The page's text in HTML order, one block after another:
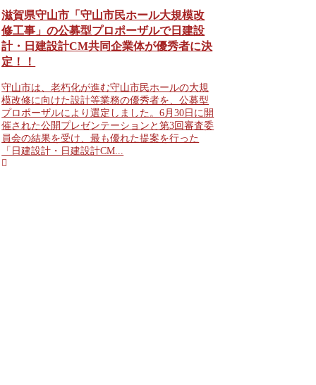
滋賀県守山市「守山市民ホール大規模改
修工事」の公募型プロポーザルで日建設
計・日建設計CM共同企業体が優秀者に決
定！！
守山市は、老朽化が進む守山市民ホールの大規
模改修に向けた設計等業務の優秀者を、公募型
プロポーザルにより選定しました。6月30日に開
催された公開プレゼンテーションと第3回審査委
員会の結果を受け、最も優れた提案を行った
「日建設計・日建設計CM...